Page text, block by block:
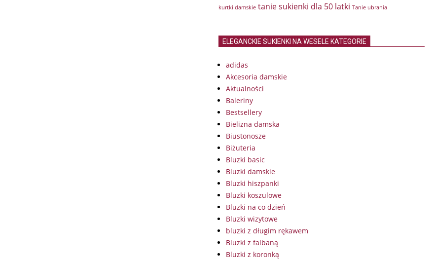
kurtki damskie tanie sukienki dla 50 latki Tanie ubrania
ELEGANCKIE SUKIENKI NA WESELE KATEGORIE
adidas
Akcesoria damskie
Aktualności
Baleriny
Bestsellery
Bielizna damska
Biustonosze
Biżuteria
Bluzki basic
Bluzki damskie
Bluzki hiszpanki
Bluzki koszulowe
Bluzki na co dzień
Bluzki wizytowe
bluzki z długim rękawem
Bluzki z falbaną
Bluzki z koronką